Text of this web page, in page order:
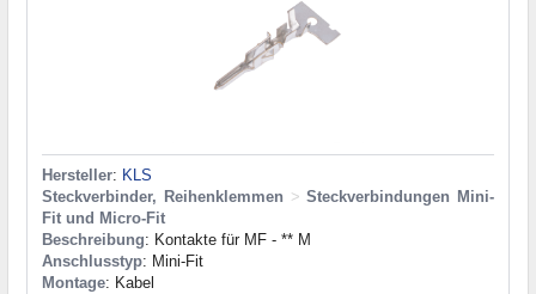
Hersteller: KLS
Steckverbinder, Reihenklemmen > Steckverbindungen Mini-
Fit und Micro-Fit
Beschreibung: Kontakte für MF - ** M
Anschlusstyp: Mini-Fit
Montage: Kabel